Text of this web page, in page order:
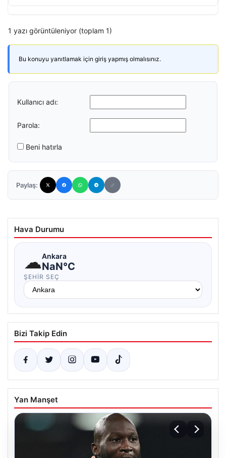
1 yazı görüntüleniyor (toplam 1)
Bu konuyu yanıtlamak için giriş yapmış olmalısınız.
Kullanıcı adı:
Parola:
Beni hatırla
Paylaş:
Hava Durumu
☁Ankara
NaN°C
ŞEHIR SEÇ
Bizi Takip Edin
Yan Manşet